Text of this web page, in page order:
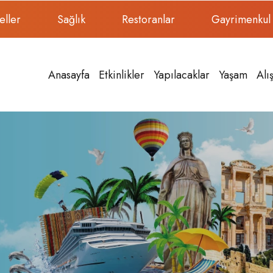
Sağlık Restoranlar Gayrimenkul
Anasayfa Etkinlikler Yapılacaklar Yaşam
mythology, Pan, the
was...
in Kusadasi
Sports in Kusadasi by...
Adagöl Kuşadası
Tranquil Paradise
Adagöl is blessed
splendor that will
Ayşe Özgür
Unleash Your Inner
Adventurer: Horse
Discover the